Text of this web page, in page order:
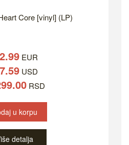
Core [vinyl] (LP)
EUR
USD
RSD
u korpu
detalja